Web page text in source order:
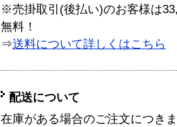
※売掛取引(後払い)のお客様は
無料！
⇒送料について詳しくはこちら
配送について
在庫がある場合のご注文につき